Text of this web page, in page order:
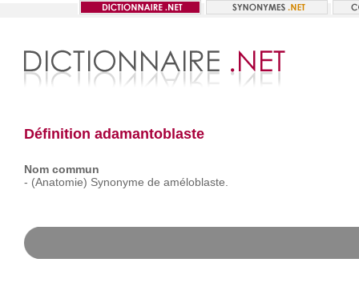
Définition adamantoblaste
Nom commun
- (Anatomie) Synonyme de améloblaste.